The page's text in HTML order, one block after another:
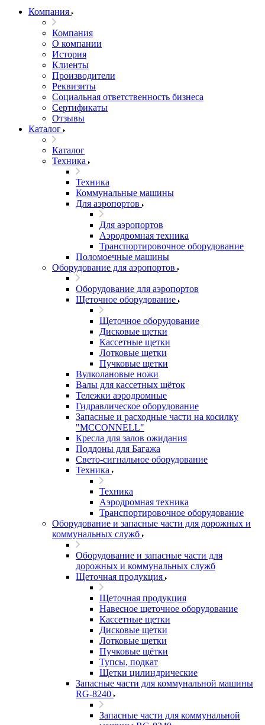
Компания
Компания
О компании
История
Клиенты
Производители
Реквизиты
Социальная ответственность бизнеса
Сертификаты
Отзывы
Каталог
Каталог
Техника
Техника
Коммунальные машины
Для аэропортов
Для аэропортов
Аэродромная техника
Транспортировочное оборудование
Поломоечные машины
Оборудование для аэропортов
Оборудование для аэропортов
Щеточное оборудование
Щеточное оборудование
Дисковые щетки
Кассетные щетки
Лотковые щетки
Пучковые щетки
Вулколановые ножи
Валы для кассетных щёток
Тележки аэродромные
Гидравлическое оборудование
Запасные и расходные части на косилку
"MCCONNELL"
Кресла для залов ожидания
Поддоны для Багажа
Свето-сигнальное оборудование
Техника
Техника
Аэродромная техника
Транспортировочное оборудование
Оборудование и запасные части для дорожных и
коммунальных служб
Оборудование и запасные части для
дорожных и коммунальных служб
Щеточная продукция
Щеточная продукция
Навесное щеточное оборудование
Кассетные щетки
Дисковые щетки
Лотковые щетки
Пучковые щётки
Тупсы, подкат
Щетки цилиндрические
Запасные части для коммунальной машины
RG-8240
Запасные части для коммунальной